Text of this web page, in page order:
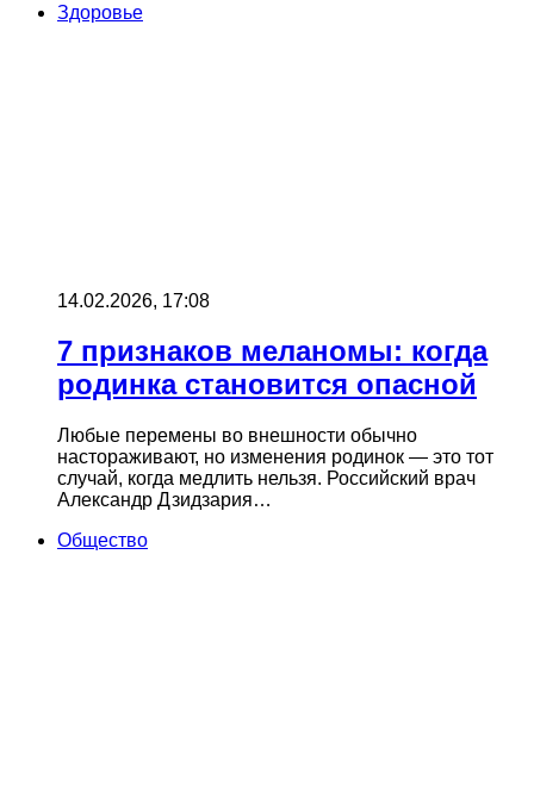
Здоровье
14.02.2026, 17:08
7 признаков меланомы: когда
родинка становится опасной
Любые перемены во внешности обычно
настораживают, но изменения родинок — это тот
случай, когда медлить нельзя. Российский врач
Александр Дзидзария…
Общество